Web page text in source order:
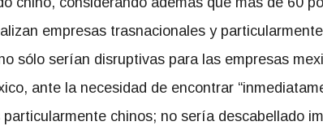
empresas trasnacionales y
sólo serían disruptivas para las empresas
ante la necesidad de encontrar
chinos; no sería descabellado